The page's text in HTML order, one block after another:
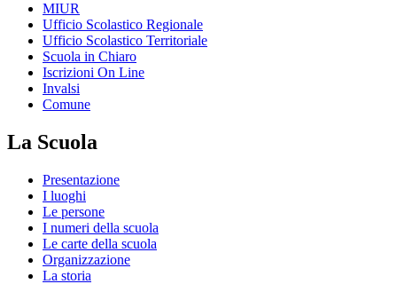
MIUR
Ufficio Scolastico Regionale
Ufficio Scolastico Territoriale
Scuola in Chiaro
Iscrizioni On Line
Invalsi
Comune
La Scuola
Presentazione
I luoghi
Le persone
I numeri della scuola
Le carte della scuola
Organizzazione
La storia